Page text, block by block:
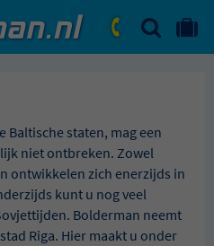
ma. - vr.: 09:00 - 17:30
ZOEKEN
Baltische staten, mag een
niet ontbreken. Zowel
ontwikkelen zich enerzijds in
kunt u nog veel
Bolderman neemt
Riga. Hier maakt u onder